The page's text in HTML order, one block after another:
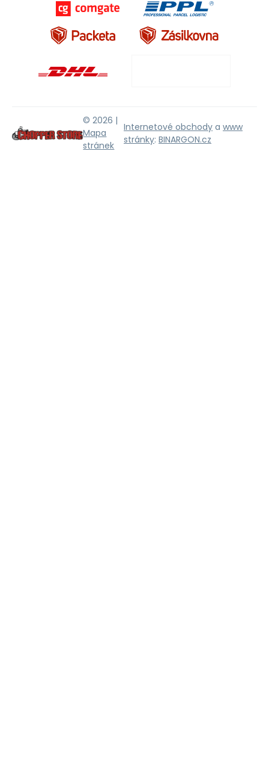
© 2026 |
Mapa
stránek
Internetové obchody a www
stránky: BINARGON.cz